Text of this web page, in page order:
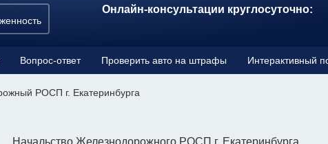
Онлайн-консультации круглосуточно:
Вопрос-ответ Проверить авто на штрафы Интерактивный
РОСП г. Екатеринбурга
Начальство Железнодорожного РОСП г. Екатеринбурга